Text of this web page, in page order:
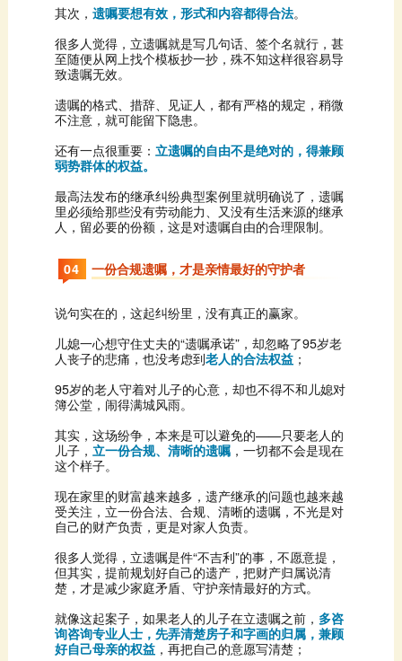
其次，遗嘱要想有效，形式和内容都得合法。
致遗嘱无效。
不注意，就可能留下隐患。
还有一点很重要：
弱势群体的权益。
人，留必要的份额，这是对遗嘱自由的合理限制。
04 一份合规遗嘱，才是亲情最好的守护者
说句实在的，这起纠纷里，没有真正的赢家。
人丧子的悲痛，也没考虑到老人的合法权益 ；
簿公堂，闹得满城风雨。
儿子，立一份合规、清晰的遗嘱
这个样子。
自己的财产负责，更是对家人负责。
楚，才是减少家庭矛盾、守护亲情最好的方式。
就像这起案子，如果老人的儿子在立遗嘱之前，
好自己母亲的权益 ，再把自己的意愿写清楚；